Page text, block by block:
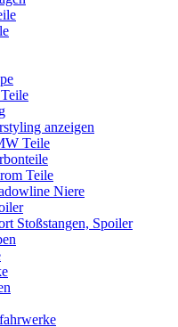
anzeigen
Teile
Teile
Niere
Stoßstangen, Spoiler